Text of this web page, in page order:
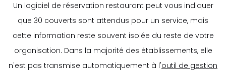
Un logiciel de réservation restaurant peut vous indiquer
que 30 couverts sont attendus pour un service, mais
cette information reste souvent isolée du reste de votre
organisation. Dans la majorité des établissements, elle
n'est pas transmise automatiquement à l'outil de gestion